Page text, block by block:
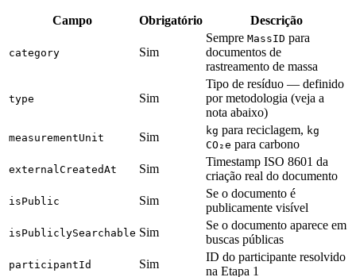
Campo Obrigatório Descrição
category Sim
Sempre MassID para
documentos de
rastreamento de massa
type Sim
Tipo de resíduo — definido
por metodologia (veja a
nota abaixo)
measurementUnit Sim kg para reciclagem, kg
CO₂e para carbono
externalCreatedAt Sim
Timestamp ISO 8601 da
criação real do documento
isPublic Sim
Se o documento é
publicamente visível
isPubliclySearchable Sim
Se o documento aparece em
buscas públicas
participantId Sim
ID do participante resolvido
na Etapa 1